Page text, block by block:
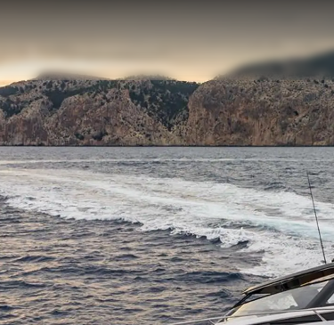
Правни Pазпоредби
PRIVACY POLICY
MODERN SLAVERY
STATEMENT
TERMS & CONDITIONS
COOKIE POLICY
RECRUITMENT